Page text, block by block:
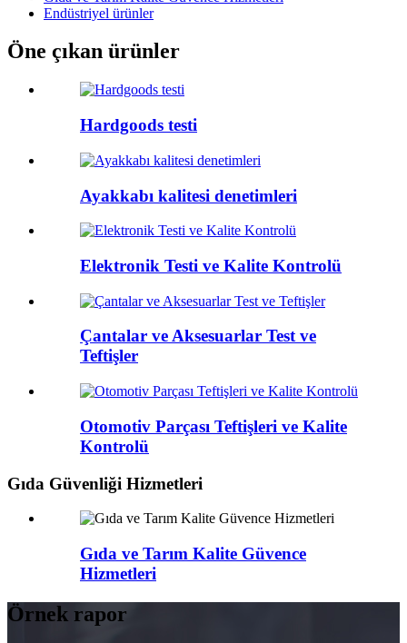
Endüstriyel ürünler
Öne çıkan ürünler
Hardgoods testi
Ayakkabı kalitesi denetimleri
Elektronik Testi ve Kalite Kontrolü
Çantalar ve Aksesuarlar Test ve
Teftişler
Otomotiv Parçası Teftişleri ve Kalite
Kontrolü
Gıda Güvenliği Hizmetleri
Gıda ve Tarım Kalite Güvence
Hizmetleri
Örnek rapor